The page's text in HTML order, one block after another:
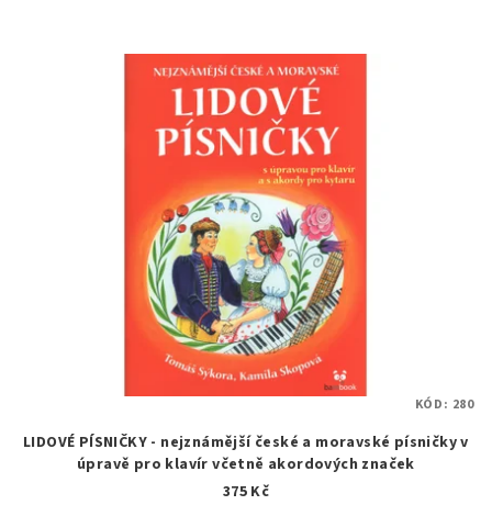
LIDOVÉ PÍSNIČKY - nejznámější české a moravské písničky v
úpravě pro klavír včetně akordových značek
375 Kč
KÓD: 280